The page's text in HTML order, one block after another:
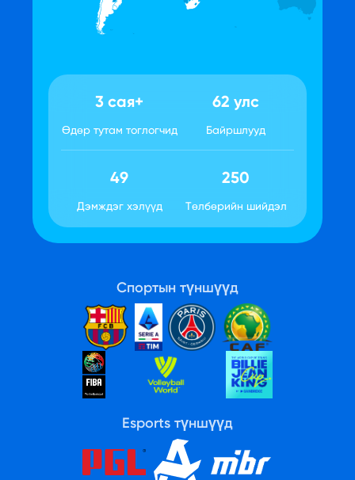
3 сая+
Өдөр тутам тоглогчид
62 улс
Байршлууд
49
Дэмждэг хэлүүд
250
Төлбөрийн шийдэл
Спортын түншүүд
Esports түншүүд